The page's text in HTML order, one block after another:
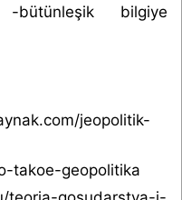
bilgiye
jeopolitik-
takoe-geopolitika